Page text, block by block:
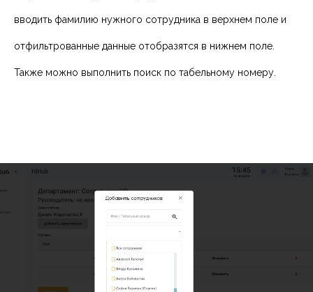
вводить фамилию нужного сотрудника в верхнем поле и
отфильтрованные данные отобразятся в нижнем поле.
Также можно выполнить поиск по табельному номеру.